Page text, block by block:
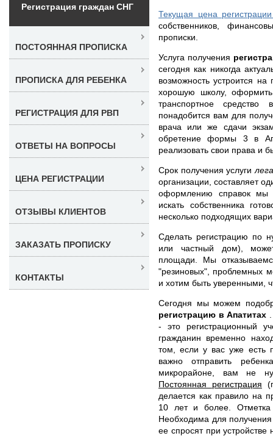
Текущая цена
собственников,
прописки.
Услуга получения
сегодня как никогда
возможность устроится
хорошую школу, оформить
транспортное
понадобится вам для
врача или же сдачи
обретение формы 3 в
реализовать свои права и
Срок получения услуги
организации, составляет
оформлению справок
искать собственника
несколько подходящих
Сделать регистрацию по
или частный дом),
площади. Мы
"резиновых", проблемных
и хотим быть уверенными,
Сегодня мы можем
регистрацию в Апатитах
- это регистрационный
гражданин временно
том, если у вас уже есть
важно отправить
микрорайоне, вам не
Постоянная регистрация
делается как правило на
10 лет и более. Отметка
Необходима для
ее спросят при
Регистрация граждан СНГ
ПОСТОЯННАЯ ПРОПИСКА
ПРОПИСКА ДЛЯ РЕБЕНКА
РЕГИСТРАЦИЯ ДЛЯ РВП
ОТВЕТЫ НА ВОПРОСЫ
ЦЕНА РЕГИСТРАЦИИ
ОТЗЫВЫ КЛИЕНТОВ
ЗАКАЗАТЬ ПРОПИСКУ
КОНТАКТЫ